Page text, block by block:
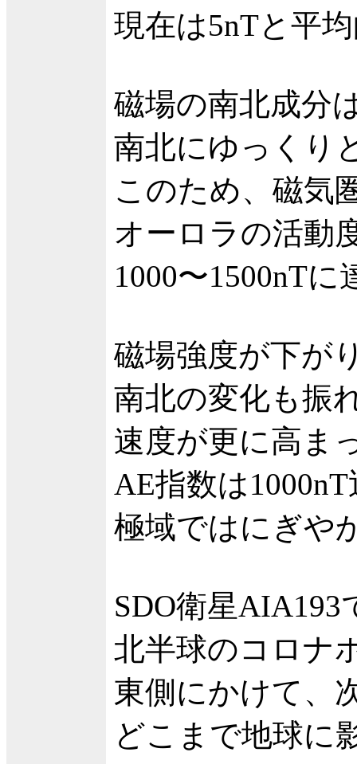
現在は5nTと平
磁場の南北成分
南北にゆっくり
このため、磁気
オーロラの活動
1000〜1500nT
磁場強度が下が
南北の変化も振
速度が更に高ま
AE指数は
極域ではにぎや
SDO衛星AIA193
北半球のコロナ
東側にかけて、
どこまで地球に